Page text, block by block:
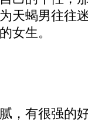
天蝎男往往
女生。
，有很强的